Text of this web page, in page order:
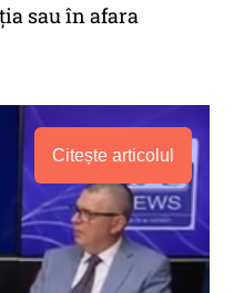
sau în afara
Citește articolul